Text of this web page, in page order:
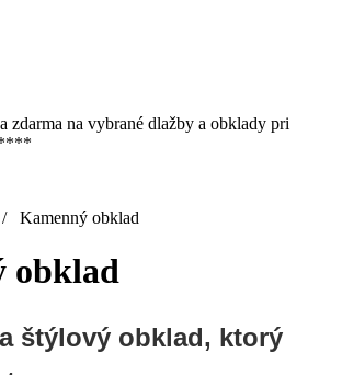
na vybrané dlažby a obklady pri
Kamenný obklad
obklad
štýlový obklad, ktorý